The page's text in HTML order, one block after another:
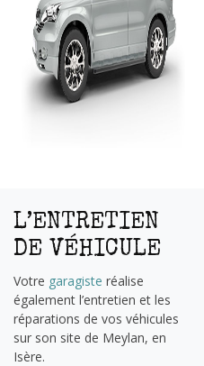
L’ENTRETIEN
DE VÉHICULE
Votre garagiste réalise
également l’entretien et les
réparations de vos véhicules
sur son site de Meylan, en
Isère.